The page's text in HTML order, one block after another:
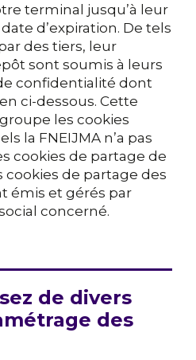
terminal jusqu’à leur
d’expiration. De tels
des tiers, leur
sont soumis à leurs
confidentialité dont
ci-dessous. Cette
les cookies
la FNEIJMA n’a pas
cookies de partage de
cookies de partage des
émis et gérés par
concerné.
de divers
des